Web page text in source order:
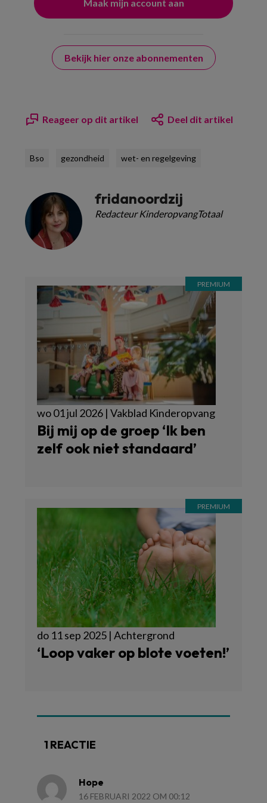
Bekijk hier onze abonnementen
Reageer op dit artikel Deel dit artikel
Bso gezondheid wet- en regelgeving
fridanoordzij
Redacteur KinderopvangTotaal
wo 01 jul 2026 | Vakblad Kinderopvang
Bij mij op de groep ‘Ik ben
zelf ook niet standaard’
do 11 sep 2025 | Achtergrond
‘Loop vaker op blote voeten!’
1 REACTIE
Hope
16 FEBRUARI 2022 OM 00:12